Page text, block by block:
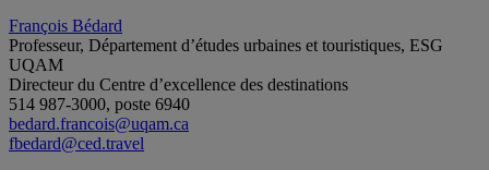
François Bédard
Professeur, Département d’études urbaines et touristiques, ESG
UQAM
Directeur du Centre d’excellence des destinations
514 987-3000, poste 6940
bedard.francois@uqam.ca
fbedard@ced.travel